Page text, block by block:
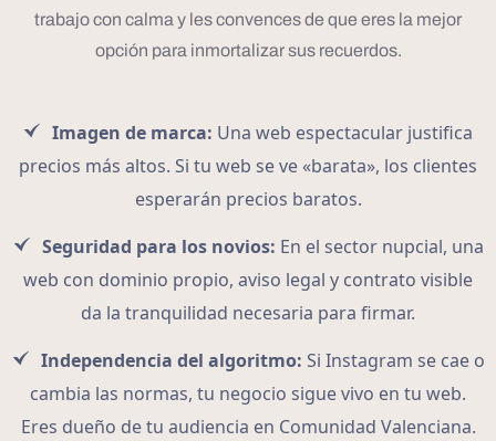
trabajo con calma y les convences de que eres la mejor
opción para inmortalizar sus recuerdos.
Imagen de marca: Una web espectacular justifica
precios más altos. Si tu web se ve «barata», los clientes
esperarán precios baratos.
Seguridad para los novios: En el sector nupcial, una
web con dominio propio, aviso legal y contrato visible
da la tranquilidad necesaria para firmar.
Independencia del algoritmo: Si Instagram se cae o
cambia las normas, tu negocio sigue vivo en tu web.
Eres dueño de tu audiencia en Comunidad Valenciana.